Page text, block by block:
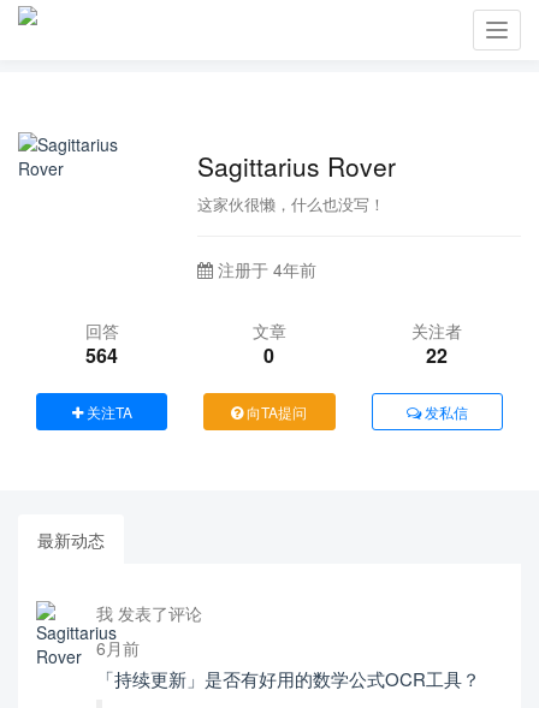
Sagittarius Rover
这家伙很懒，什么也没写！
注册于 4年前
回答
564
文章
0
关注者
22
关注TA 向TA提问 发私信
最新动态
我 发表了评论
6月前
「持续更新」是否有好用的数学公式OCR工具？